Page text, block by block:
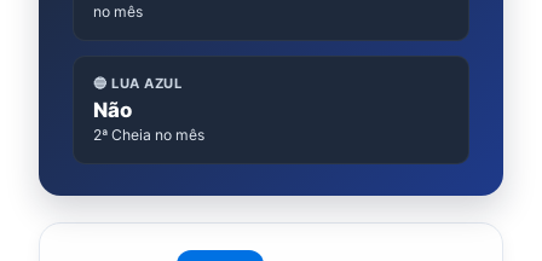
no mês
🔵 LUA AZUL
Não
2ª Cheia no mês
Calendário